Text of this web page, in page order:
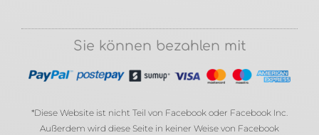
Sie können bezahlen mit
*Diese Website ist nicht Teil von Facebook oder Facebook Inc.
Außerdem wird diese Seite in keiner Weise von Facebook